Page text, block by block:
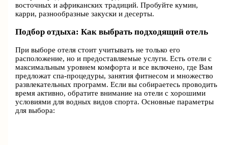
восточных и африканских традиций. Пробуйте кумин,
карри, разнообразные закуски и десерты.
Подбор отдыха: Как выбрать подходящий отель
При выборе отеля стоит учитывать не только его
расположение, но и предоставляемые услуги. Есть отели с
максимальным уровнем комфорта и все включено, где Вам
предложат спа-процедуры, занятия фитнесом и множество
развлекательных программ. Если вы собираетесь проводить
время активно, обратите внимание на отели с хорошими
условиями для водных видов спорта. Основные параметры
для выбора: